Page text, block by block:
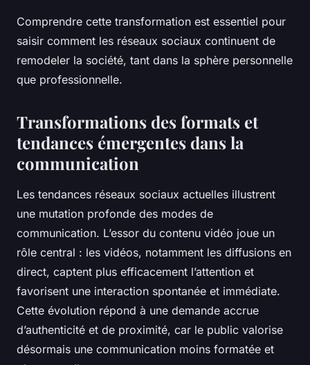
Comprendre cette transformation est essentiel pour
saisir comment les réseaux sociaux continuent de
remodeler la société, tant dans la sphère personnelle
que professionnelle.
Transformations des formats et
tendances émergentes dans la
communication
Les tendances réseaux sociaux actuelles illustrent
une mutation profonde des modes de
communication. L’essor du contenu vidéo joue un
rôle central : les vidéos, notamment les diffusions en
direct, captent plus efficacement l’attention et
favorisent une interaction spontanée et immédiate.
Cette évolution répond à une demande accrue
d’authenticité et de proximité, car le public valorise
désormais une communication moins formatée et